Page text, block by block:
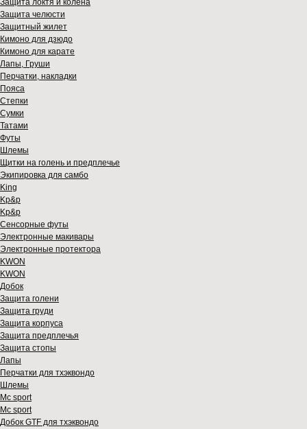
Защита локтя и колена
Защита челюсти
Защитный жилет
Кимоно для дзюдо
Кимоно для карате
Лапы, Груши
Перчатки, накладки
Пояса
Степки
Сумки
Татами
Футы
Шлемы
Щитки на голень и предплечье
Экипировка для самбо
King
Kp&p
Kp&p
Сенсорные футы
Электронные макивары
Электронные протектора
KWON
KWON
Добок
Защита голени
Защита груди
Защита корпуса
Защита предплечья
Защита стопы
Лапы
Перчатки для тхэквондо
Шлемы
Mс sport
Mс sport
Добок GTF для тхэквондо